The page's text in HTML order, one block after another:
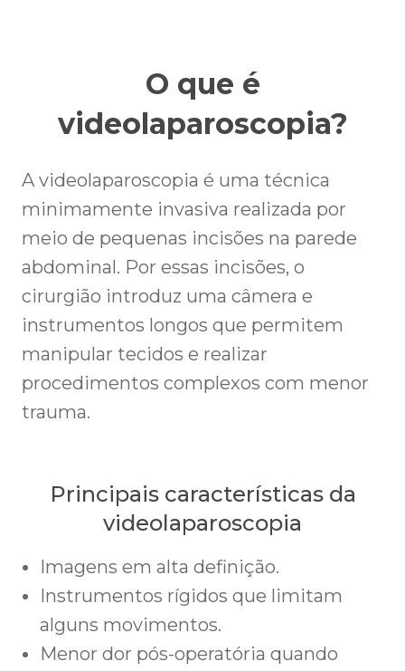
O que é
videolaparoscopia?
A videolaparoscopia é uma técnica
minimamente invasiva realizada por
meio de pequenas incisões na parede
abdominal. Por essas incisões, o
cirurgião introduz uma câmera e
instrumentos longos que permitem
manipular tecidos e realizar
procedimentos complexos com menor
trauma.
Principais características da
videolaparoscopia
Imagens em alta definição.
Instrumentos rígidos que limitam
alguns movimentos.
Menor dor pós-operatória quando